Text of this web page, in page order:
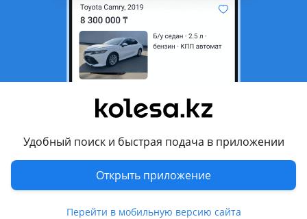
Удобный поиск и быстрая подача в приложении
Открыть приложение
Перейти в мобильную версию сайта
Объем двигателя, л
Коробка передач
Механика
Руль
Растаможен в Казахстане
Да
Комментарий продавца
Вложения по кузову, техничка в отличном состоянии,
хороший торг за нал